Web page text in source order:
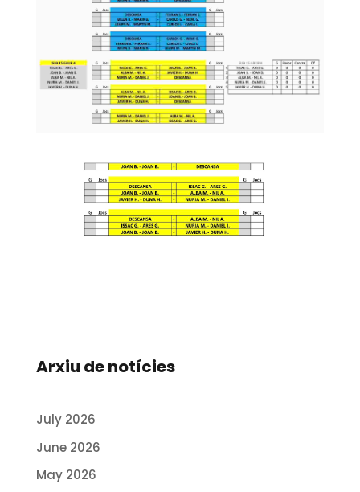
Arxiu de notícies
July 2026
June 2026
May 2026